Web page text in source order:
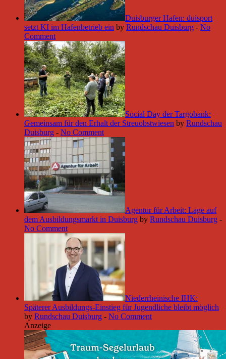
Duisburger Hafen: duisport
setzt KI im Hafenbetrieb ein by Rundschau Duisburg - No
Comment
Social Day der Targobank:
Gemeinsam für den Erhalt der Streuobstwiesen by Rundschau
Duisburg - No Comment
Agentur für Arbeit: Lage auf
dem Ausbildungsmarkt in Duisburg by Rundschau Duisburg -
No Comment
Niederrheinische IHK:
Späterer Ausbildungs-Einstieg für Jugendliche bleibt möglich
by Rundschau Duisburg - No Comment
Anzeige